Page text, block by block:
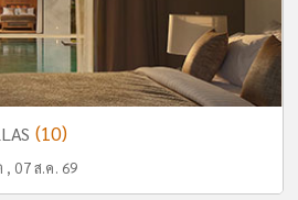
(10)
, 07 ส.ค. 69